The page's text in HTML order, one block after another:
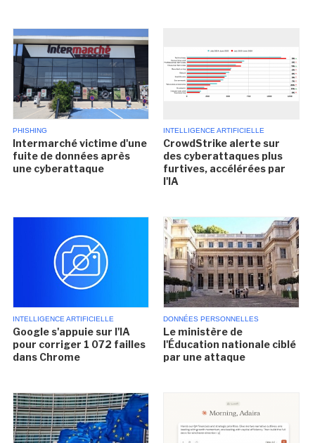
PHISHING
Intermarché victime d'une
fuite de données après
une cyberattaque
INTELLIGENCE ARTIFICIELLE
CrowdStrike alerte sur
des cyberattaques plus
furtives, accélérées par
l'IA
INTELLIGENCE ARTIFICIELLE
Google s'appuie sur l'IA
pour corriger 1 072 failles
dans Chrome
DONNÉES PERSONNELLES
Le ministère de
l'Éducation nationale ciblé
par une attaque